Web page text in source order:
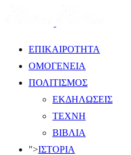
ΕΠΙΚΑΙΡΟΤΗΤΑ
ΟΜΟΓΕΝΕΙΑ
ΠΟΛΙΤΙΣΜΟΣ
ΕΚΔΗΛΩΣΕΙΣ
ΤΕΧΝΗ
ΒΙΒΛΙΑ
">ΙΣΤΟΡΙΑ